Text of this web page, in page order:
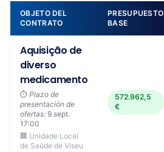
OBJETO DEL
CONTRATO
PRESUPUESTO
BASE
Aquisição de
diverso
medicamento
⏱️ Plazo de
presentación de
ofertas: 9 sept.
17:00
🏢 Unidade Local
de Saúde de Viseu
572.962,5
€